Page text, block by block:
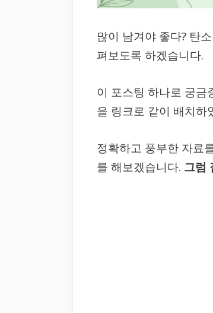
많이 남겨야 좋다? 탄
펴보도록 하겠습니다.
이 포스팅 하나로 궁금
을 링크로 같이 배치하
정확하고 풍부한 자료
를 해보겠습니다. 그럼